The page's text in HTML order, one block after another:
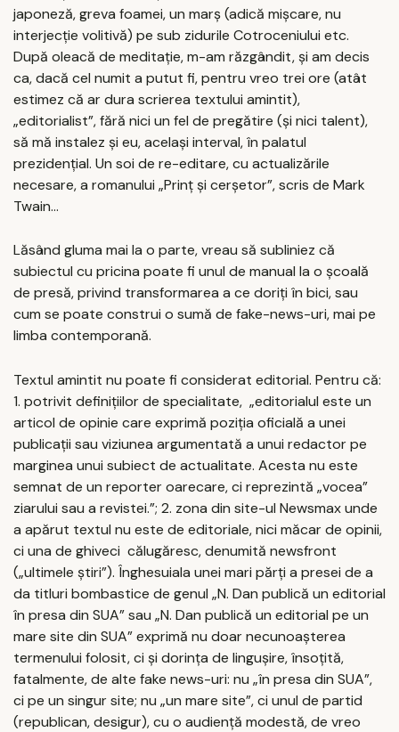
japoneză, greva foamei, un marș (adică mișcare, nu
interjecție volitivă) pe sub zidurile Cotroceniului etc.
După oleacă de meditație, m-am răzgândit, și am decis
ca, dacă cel numit a putut fi, pentru vreo trei ore (atât
estimez că ar dura scrierea textului amintit),
„editorialist”, fără nici un fel de pregătire (și nici talent),
să mă instalez și eu, același interval, în palatul
prezidențial. Un soi de re-editare, cu actualizările
necesare, a romanului „Prinț și cerșetor”, scris de Mark
Twain...
Lăsând gluma mai la o parte, vreau să subliniez că
subiectul cu pricina poate fi unul de manual la o școală
de presă, privind transformarea a ce doriți în bici, sau
cum se poate construi o sumă de fake-news-uri, mai pe
limba contemporană.
Textul amintit nu poate fi considerat editorial. Pentru că:
1. potrivit definițiilor de specialitate, „editorialul este un
articol de opinie care exprimă poziția oficială a unei
publicații sau viziunea argumentată a unui redactor pe
marginea unui subiect de actualitate. Acesta nu este
semnat de un reporter oarecare, ci reprezintă „vocea”
ziarului sau a revistei.”; 2. zona din site-ul Newsmax unde
a apărut textul nu este de editoriale, nici măcar de opinii,
ci una de ghiveci călugăresc, denumită newsfront
(„ultimele știri”). Înghesuiala unei mari părți a presei de a
da titluri bombastice de genul „N. Dan publică un editorial
în presa din SUA” sau „N. Dan publică un editorial pe un
mare site din SUA” exprimă nu doar necunoașterea
termenului folosit, ci și dorința de lingușire, însoțită,
fatalmente, de alte fake news-uri: nu „în presa din SUA”,
ci pe un singur site; nu „un mare site”, ci unul de partid
(republican, desigur), cu o audiență modestă, de vreo